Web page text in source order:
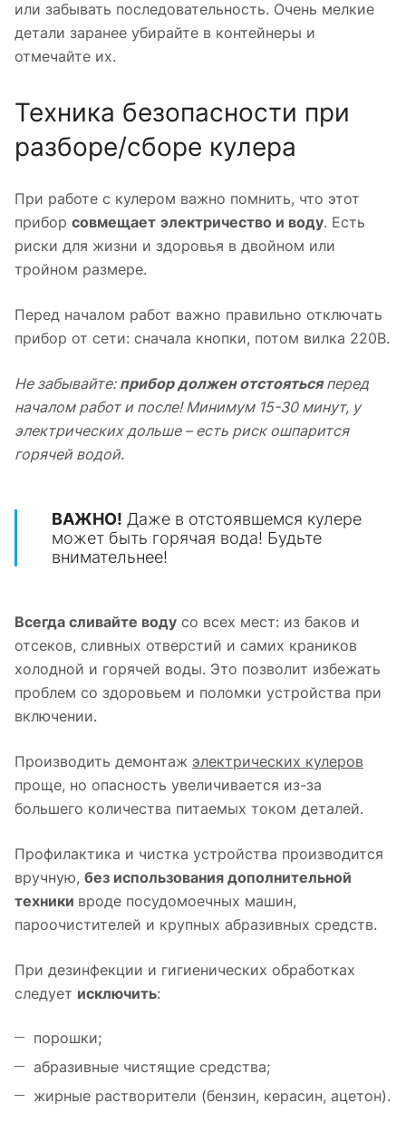
или забывать последовательность. Очень мелкие
детали заранее убирайте в контейнеры и
отмечайте их.
Техника безопасности при
разборе/сборе кулера
При работе с кулером важно помнить, что этот
прибор совмещает электричество и воду. Есть
риски для жизни и здоровья в двойном или
тройном размере.
Перед началом работ важно правильно отключать
прибор от сети: сначала кнопки, потом вилка 220В.
Не забывайте: прибор должен отстоятьсяперед
началом работ и после! Минимум 15-30 минут, у
электрических дольше – есть риск ошпарится
горячей водой.
ВАЖНО! Даже в отстоявшемся кулере
может быть горячая вода! Будьте
внимательнее!
Всегда сливайте воду со всех мест: из баков и
отсеков, сливных отверстий и самих краников
холодной и горячей воды. Это позволит избежать
проблем со здоровьем и поломки устройства при
включении.
Производить демонтаж электрических кулеров
проще, но опасность увеличивается из-за
большего количества питаемых током деталей.
Профилактика и чистка устройства производится
вручную, без использования дополнительной
техники вроде посудомоечных машин,
пароочистителей и крупных абразивных средств.
При дезинфекции и гигиенических обработках
следует исключить:
порошки;
абразивные чистящие средства;
жирные растворители (бензин, керасин, ацетон).